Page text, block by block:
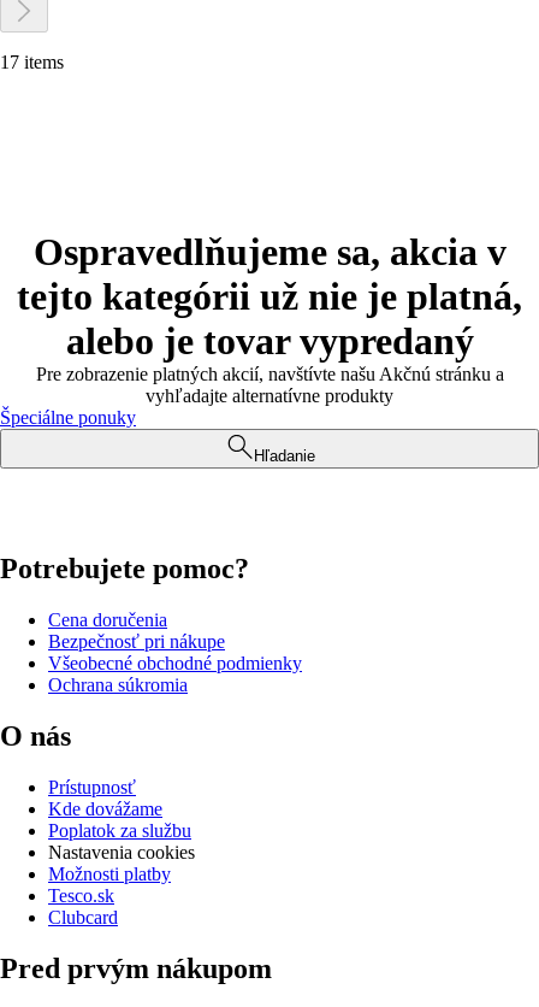
17 items
Ospravedlňujeme sa, akcia v
tejto kategórii už nie je platná,
alebo je tovar vypredaný
Pre zobrazenie platných akcií, navštívte našu Akčnú stránku a
vyhľadajte alternatívne produkty
Špeciálne ponuky
Hľadanie
Potrebujete pomoc?
Cena doručenia
Bezpečnosť pri nákupe
Všeobecné obchodné podmienky
Ochrana súkromia
O nás
Prístupnosť
Kde dovážame
Poplatok za službu
Nastavenia cookies
Možnosti platby
Tesco.sk
Clubcard
Pred prvým nákupom